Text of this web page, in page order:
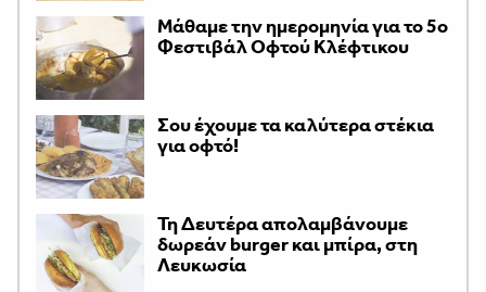
Μάθαμε την ημερομηνία για το 5ο
Φεστιβάλ Οφτού Κλέφτικου
Σου έχουμε τα καλύτερα στέκια
για οφτό!
Τη Δευτέρα απολαμβάνουμε
δωρεάν burger και μπίρα, στη
Λευκωσία